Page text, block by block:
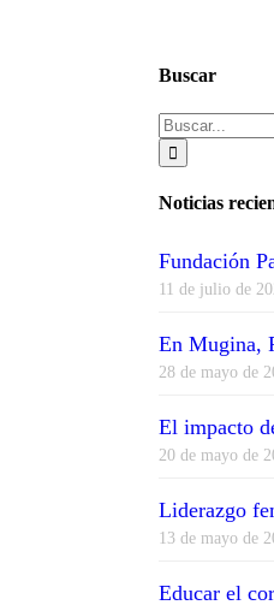
Buscar
Buscar:
Noticias
Fundación
11 de julio de
En Mugina,
28 de mayo de
El impacto
20 de mayo de
Liderazgo
13 de mayo de
Educar el